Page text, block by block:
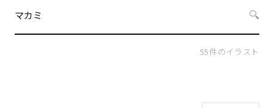
🔍
55件のイラスト